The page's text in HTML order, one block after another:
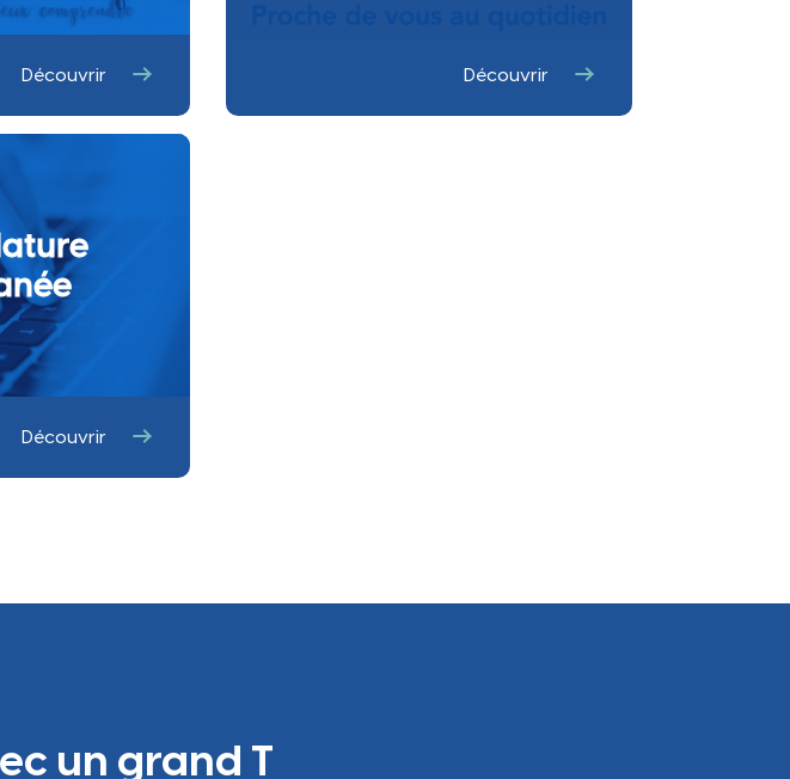
Découvrir Découvrir
Découvrir
un grand T